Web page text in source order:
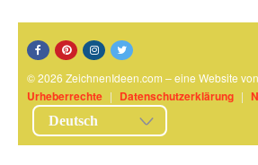
© 2026 ZeichnenIdeen.com – eine Website
Urheberrechte | Datenschutzerklärung |
Deutsch